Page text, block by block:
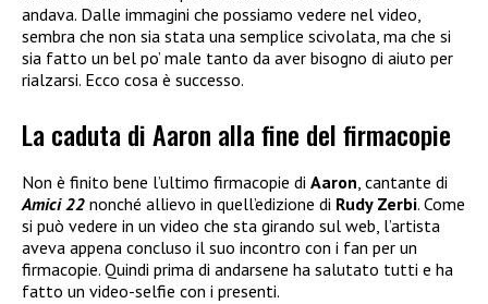
andava. Dalle immagini che possiamo vedere nel video,
sembra che non sia stata una semplice scivolata, ma che si
sia fatto un bel po’ male tanto da aver bisogno di aiuto per
rialzarsi. Ecco cosa è successo.
La caduta di Aaron alla fine del firmacopie
Non è finito bene l’ultimo firmacopie di Aaron, cantante di
Amici 22 nonché allievo in quell’edizione di Rudy Zerbi. Come
si può vedere in un video che sta girando sul web, l’artista
aveva appena concluso il suo incontro con i fan per un
firmacopie. Quindi prima di andarsene ha salutato tutti e ha
fatto un video-selfie con i presenti.